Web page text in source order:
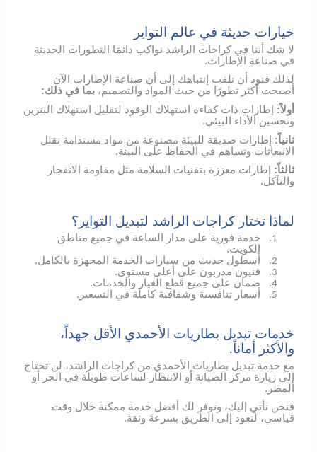
خيارات حديثة في عالم التواير
لا شك أننا في كراجات الراشد نواكب دائمًا التطورات الحديثة
في صناعة الإطارات.
لذلك فنود أن نلفت إنتباهك إلى أن صناعة الإطارات الآن
أصبحت أكثر تطورًا من حيث المواد والتصميم،بما في ذلك:
أولاً: إطارات ذات كفاءة استهلاك الوقود لتقليل استهلاك البنزين
وتحسين الأداء البيئي.
ثانياً: إطارات صديقة للبيئة مصنوعة من مواد مستدامة تقلل
الانبعاثات وتساهم في الحفاظ على البيئة.
ثالثاً: إطارات معززة بتقنيات السلامة مثل مقاومة الانفجار
والتآكل.
لماذا تختار كراجات الراشد لتبديل التواير؟
1.
خدمة فورية على مدار الساعة في جميع مناطق
الكويت.
2. أسطول حديث من سيارات الخدمة المجهزة بالكامل.
3. فنيون مدربون على أعلى مستوى.
4. ضمان على جميع قطع الغيار والخدمات.
5. أسعار تنافسية وشفافية كاملة في التسعير.
خدمات تبديل بطاريات الأحمدي الأقل جهداً،
والأكثر أماناً.
مع خدمة تبديل بطاريات الأحمدي من كراجات الراشد، لن تحتاج
إلى زيارة مركز الصيانة أو الانتظار لساعات طويلة في الحر أو
المطر.
فنحن نأتي إليك، ونوفر لك أفضل خدمة ممكنة خلال وقت
قياسي، لتعود إلى الطريق بسرعة وثقة.